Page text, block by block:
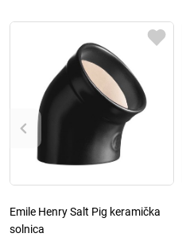
Emile Henry Salt Pig keramička
solnica